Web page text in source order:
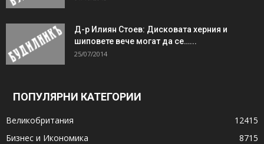
Д-р Илиян Стоев: Дисковата херния и
шиповете вече могат да се…...
25/07/2014
ПОПУЛЯРНИ КАТЕГОРИИ
Великобритания
12415
Бизнес и Икономика
8715